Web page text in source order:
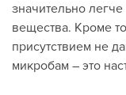
значительно
вещества. Кроме
присутствием не
микробам – это